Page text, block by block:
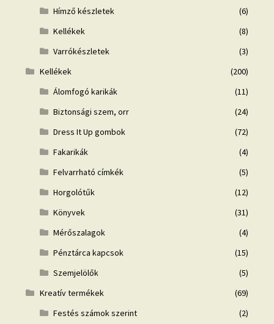
Hímző készletek
(6)
Kellékek
(8)
Varrókészletek
(3)
Kellékek
(200)
Álomfogó karikák
(11)
Biztonsági szem, orr
(24)
Dress It Up gombok
(72)
Fakarikák
(4)
Felvarrható címkék
(5)
Horgolótűk
(12)
Könyvek
(31)
Mérőszalagok
(4)
Pénztárca kapcsok
(15)
Szemjelölők
(5)
Kreatív termékek
(69)
Festés számok szerint
(2)